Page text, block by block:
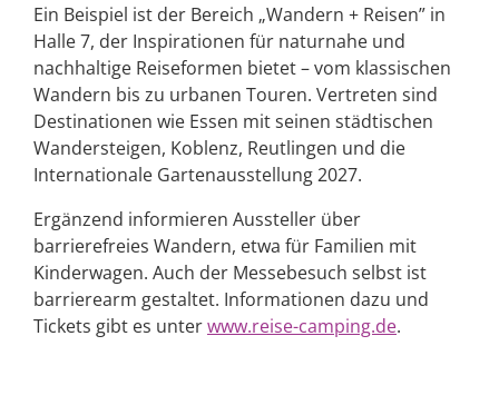
Ein Beispiel ist der Bereich „Wandern + Reisen” in
Halle 7, der Inspirationen für naturnahe und
nachhaltige Reiseformen bietet – vom klassischen
Wandern bis zu urbanen Touren. Vertreten sind
Destinationen wie Essen mit seinen städtischen
Wandersteigen, Koblenz, Reutlingen und die
Internationale Gartenausstellung 2027.
Ergänzend informieren Aussteller über
barrierefreies Wandern, etwa für Familien mit
Kinderwagen. Auch der Messebesuch selbst ist
barrierearm gestaltet. Informationen dazu und
Tickets gibt es unterwww.reise-camping.de.